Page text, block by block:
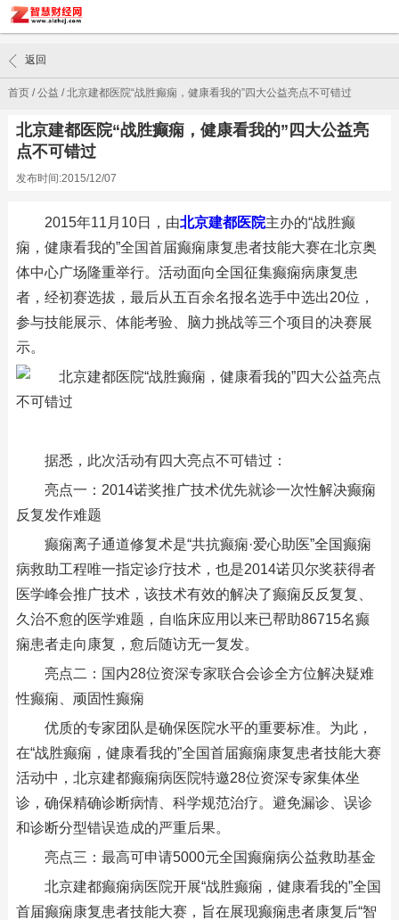
首页/公益 /北京建都医院“战胜癫痫，健康看我的”四大公益亮点不可错过
返回
北京建都医院“战胜癫痫，健康看我的”四大公益亮
点不可错过
发布时间:2015/12/07
2015年11月10日，由北京建都医院主办的“战胜癫
痫，健康看我的”全国首届癫痫康复患者技能大赛在北京奥
体中心广场隆重举行。活动面向全国征集癫痫病康复患
者，经初赛选拔，最后从五百余名报名选手中选出20位，
参与技能展示、体能考验、脑力挑战等三个项目的决赛展
示。
据悉，此次活动有四大亮点不可错过：
亮点一：2014诺奖推广技术优先就诊一次性解决癫痫
反复发作难题
癫痫离子通道修复术是“共抗癫痫·爱心助医”全国癫痫
病救助工程唯一指定诊疗技术，也是2014诺贝尔奖获得者
医学峰会推广技术，该技术有效的解决了癫痫反反复复、
久治不愈的医学难题，自临床应用以来已帮助86715名癫
痫患者走向康复，愈后随访无一复发。
亮点二：国内28位资深专家联合会诊全方位解决疑难
性癫痫、顽固性癫痫
优质的专家团队是确保医院水平的重要标准。为此，
在“战胜癫痫，健康看我的”全国首届癫痫康复患者技能大赛
活动中，北京建都癫痫病医院特邀28位资深专家集体坐
诊，确保精确诊断病情、科学规范治疗。避免漏诊、误诊
和诊断分型错误造成的严重后果。
亮点三：最高可申请5000元全国癫痫病公益救助基金
北京建都癫痫病医院开展“战胜癫痫，健康看我的”全国
首届癫痫康复患者技能大赛，旨在展现癫痫患者康复后“智